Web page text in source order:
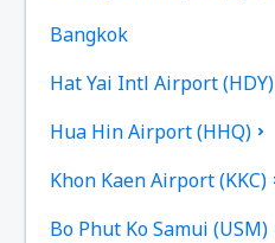
Bangkok
Hat Yai Intl Airport (HDY)
Hua Hin Airport (HHQ)
Khon Kaen Airport (KKC)
Bo Phut Ko Samui (USM)